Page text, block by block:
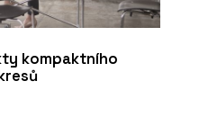
kompaktního